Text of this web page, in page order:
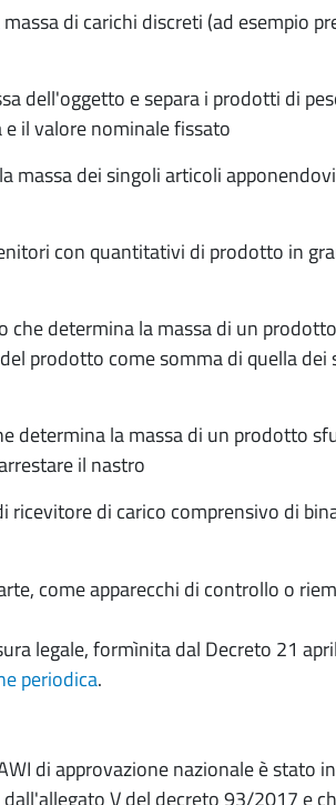
di carichi discreti (ad esempio
dell'oggetto e separa i prodotti di
il valore nominale fissato
dei singoli articoli
con quantitativi di prodotto in
determina la massa di un
prodotto come somma di quella
determina la massa di un prodotto
il nastro
di carico comprensivo di
come apparecchi di controllo o
legale, formìnita dal Decreto 21
periodica.
di approvazione nazionale è stato
V del decreto 93/2017 e